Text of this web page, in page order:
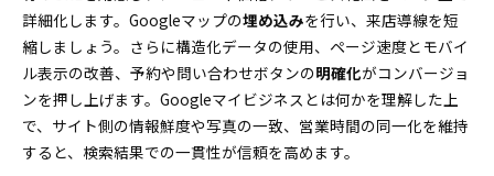
詳細化します。Googleマップの埋め込みを行い、来店導線を短
縮しましょう。さらに構造化データの使用、ページ速度とモバイ
ル表示の改善、予約や問い合わせボタンの明確化がコンバージョ
ンを押し上げます。Googleマイビジネスとは何かを理解した上
で、サイト側の情報鮮度や写真の一致、営業時間の同一化を維持
すると、検索結果での一貫性が信頼を高めます。